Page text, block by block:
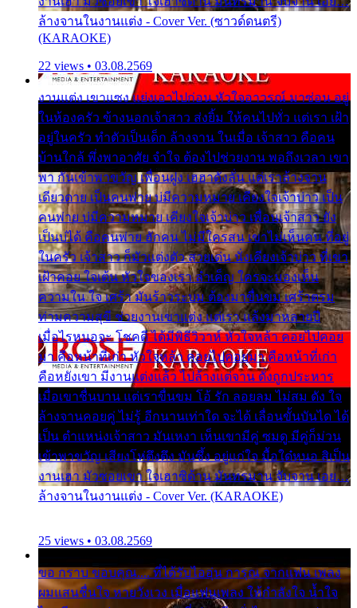
ล้างจานในงานแต่ง - Cover Ver. (ซาวด์ดนตรี)
(KARAOKE)
22 views • 03.08.2569
งานแต่ง เขาแซง แย่งเอาไปก่อน หัวใจอาวรณ์ มาซ่อน อยู่
ในห้องครัว ข้างนอกเจ้าสาว ส่งยิ้ม ให้คนไปทั่ว แต่เรา เฝ้า
อยู่ในครัว ทำตัวเป็นเด็ก ล้างจาน ในเมื่อ เจ้าสาว คือคน
บ้านใกล้ พึ่งพาอาศัย จำใจ ต้องไปช่วยงาน พอถึงเวลา เขา
พา กันเข้าพาขวัญ เพื่อนฝูง เฮฮาดังลั่น แต่เราล้างจาน
เดียวดาย เป็นคนพ่าย บ่มีความหมาย เคียงใจเจ้าบ่าว เป็น
คนพ่าย บ่มีความหมาย เคียงใจเจ้าบ่าว เพื่อนเจ้าสาว ยัง
เป็นบ่ได้ คือคนพ่าย ฮักคน ไม่มีใครสน เขาไม่เห็นคน ที่อยู่
ในครัว เจ้าสาว ก็มัวแต่งตัว สวยเด่น นั่งเคียงเจ้าบ่าว ที่เขา
เฝ้าคอย ใจเต้น หัวใจของเรา ลำเค็ญ ใครจะมองเห็น
ความใน ใจ เศร้า มันร้าวระบม ต้องมาขื่นขม เศร้าตรม
ท่ามความสุขี ช่วยงานเขาแต่ง แต่เรา แล้งมาหลายปี
เมื่อไรหนอจะ โชคดี ได้มีพิธีวิวาห์ หัวใจหล้า คอยไปคอย
มา คือหน้าที่เก่า หัวใจหล้า คอยไปคอยมา คือหน้าที่เก่า
คือหยังเขา มีงานแต่งแล้ว ไปล้างแต่จาน ดั่งถูกประหาร
เมื่อเขาชื่นบาน แต่เราขื่นขม โอ้ รัก ลอยลม ไม่สม ดัง ใจ
ล้างจานคอยคู่ ไม่รู้ อีกนานเท่าใด จะได้ เลื่อนขั้นบันได ได้
เป็น ตำแหน่งเจ้าสาว มันเหงา เห็นเขามีคู่ ซมดู มีคู่ก็ม่วน
เข้าพาขวัญ เสียงโห่ตึงตึง มันซึ้ง อยู่แก่ใจ มื้อใด๋หนอ สิเป็น
งานเฮา มัวซอยเขา ใจเฮาซิด้าน มันทรมาน จับจาน เอย…
ล้างจานในงานแต่ง - Cover Ver. (KARAOKE)
25 views • 03.08.2569
ขอ กราบ ขอบคุณ.... ที่ได้รับไออุ่น การุณ จากแฟน เพลง
ผมแสนชื่นใจ หายวังเวง เมื่อแฟนเพลง ให้กำลังใจ น้ำใจ